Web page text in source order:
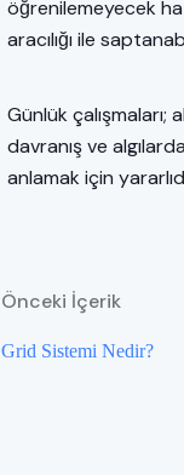
öğrenilemeyecek
aracılığı ile
Günlük çalışmaları;
davranış ve
anlamak için
Önceki İçerik
Grid Sistemi Nedir?